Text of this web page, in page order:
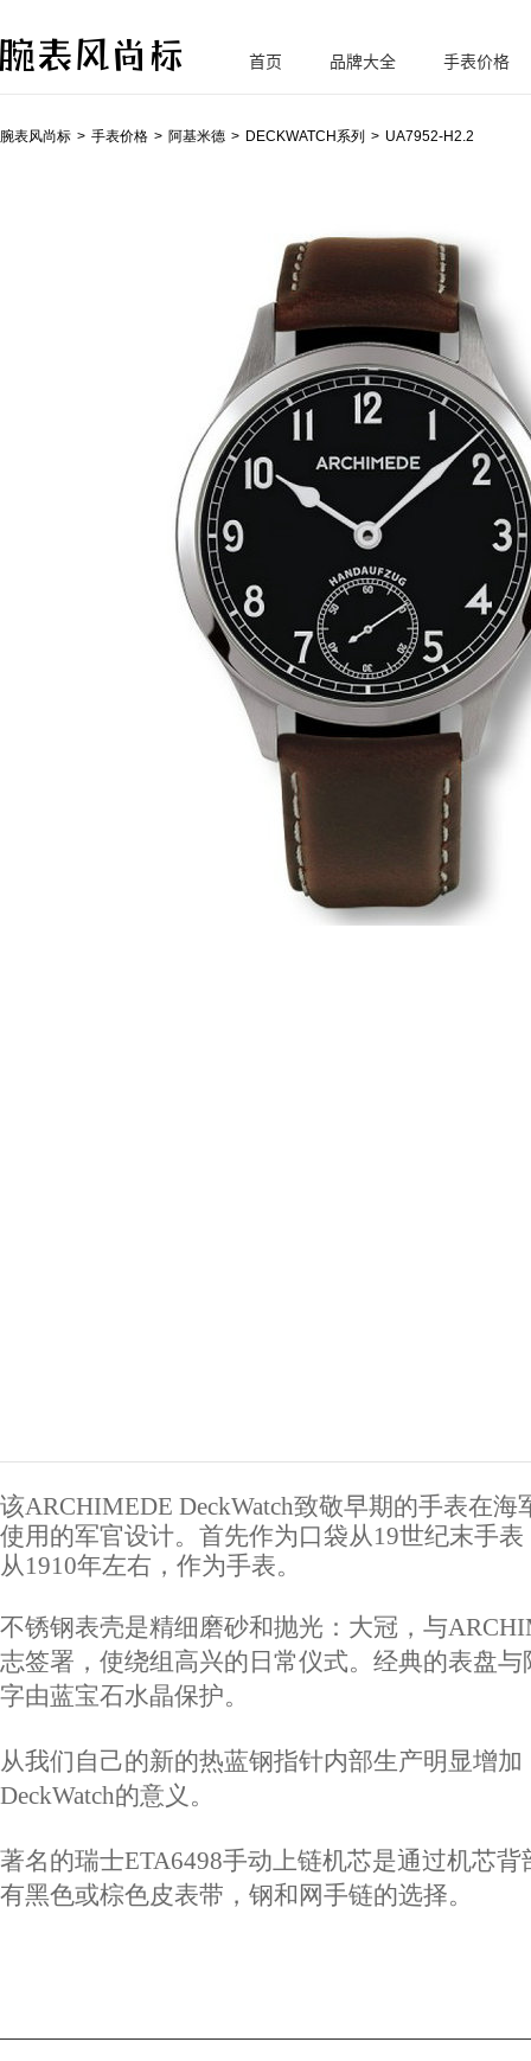
腕
首页 品牌大全 手表价格
腕表风尚标 手表价格 阿基米德 DECKWATCH系列 UA7952-H2.2
该ARCHIMEDE DeckWatch致敬早期的手表在海
使用的军官设计。首先作为口袋从19世纪末手
从1910年左右，作为手表。
不锈钢表壳是精细磨砂和抛光：大冠，与
志签署，使绕组高兴的日常仪式。经典的表盘与
字由蓝宝石水晶保护。
从我们自己的新的热蓝钢指针内部生产明显增加
DeckWatch的意义。
著名的瑞士ETA6498手动上链机芯是通过机芯背
有黑色或棕色皮表带，钢和网手链的选择。